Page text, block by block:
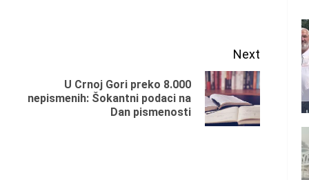
Previous
Next
Next
U Crnoj Gori preko 8.000
nepismenih: Šokantni podaci na
Dan pismenosti